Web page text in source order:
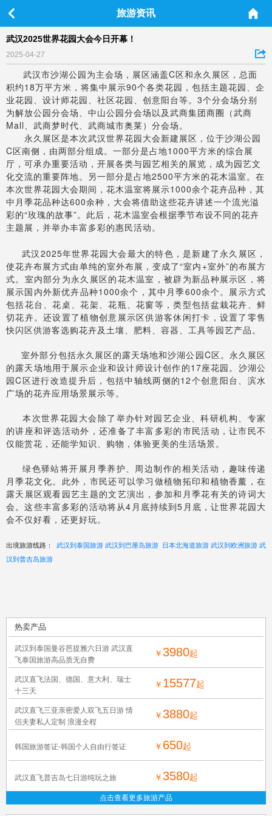
旅游资讯
武汉2025世界花园大会今日开幕！
2025-04-27
武汉市沙湖公园为主会场，展区涵盖C区和永久展区，总面
积约18万平方米，将集中展示90个各类花园，包括主题花园、企
业花园、设计师花园、社区花园、创意阳台等。3个分会场分别
为解放公园分会场、中山公园分会场以及武商集团商圈（武商
Mall、武商梦时代、武商城市奥莱）分会场。
永久展区是本次武汉世界花园大会新建展区，位于沙湖公园
C区南侧，由两部分组成。一部分是占地1000平方米的综合展
厅，可承办重要活动，开展各类与园艺相关的展览，成为园艺文
化交流的重要阵地。另一部分是占地2500平方米的花木温室。在
本次世界花园大会期间，花木温室将展示1000余个花卉品种，其
中月季花品种达600余种，大会将借助这些花卉讲述一个流光溢
彩的“玫瑰的故事”。此后，花木温室会根据季节布设不同的花卉
主题展，并举办丰富多彩的惠民活动。
武汉2025年世界花园大会最大的特色，是新建了永久展区，
使花卉布展方式由单纯的室外布展，变成了“室内+室外”的布展方
式。 室内部分为永久展区的花木温室，被辟为新品种展示区，将
展示国内外新优卉品种1000余个，其中月季600余个。展示方式
包括花台、花桌、花架、花瓶、花窗等，类型包括盆栽花卉、鲜
切花卉。还设置了植物创意展示区供游客休闲打卡，设置了零售
快闪区供游客选购花卉及土壤、肥料、容器、工具等园艺产品。
室外部分包括永久展区的露天场地和沙湖公园C区。永久展区
的露天场地用于展示企业和设计师设计创作的17座花园。沙湖公
园C区进行改造提升后，包括中轴线两侧的12个创意阳台、滨水
广场的花卉应用场景展示等。
本次世界花园大会除了举办针对园艺企业、科研机构、专家
的讲座和评选活动外，还准备了丰富多彩的市民活动，让市民不
仅能赏花，还能学知识、购物，体验更美的生活场景。
绿色驿站将开展月季养护、周边制作的相关活动，趣味传递
月季花文化。此外，市民还可以学习做植物拓印和植物香薰，在
露天展区观看园艺主题的文艺演出，参加和月季花有关的诗词大
会。这些丰富多彩的活动将从4月底持续到5月底，让世界花园大
会不仅好看，还更好玩。
出境旅游线路： 武汉到泰国旅游 武汉到巴厘岛旅游 日本北海道旅游 武汉到欧洲旅游 武
汉到普吉岛旅游
热卖产品
武汉到泰国曼谷芭提雅六日游 武汉直
飞泰国旅游高品质无自费
￥3980起
武汉直飞法国、德国、意大利、瑞士
十三天
￥ 15577起
武汉直飞三亚亲密爱人双飞五日游 情
侣夫妻私人定制 浪漫全程
￥3880起
韩国旅游签证-韩国个人自由行签证 ￥ 650起
武汉直飞普吉岛七日游纯玩之旅 ￥3580起
点击查看更多旅游产品